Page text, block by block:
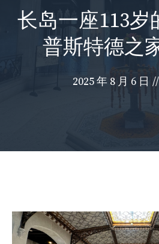
长岛一座113岁
普斯特德之
2025 年 8 月 6 日 //